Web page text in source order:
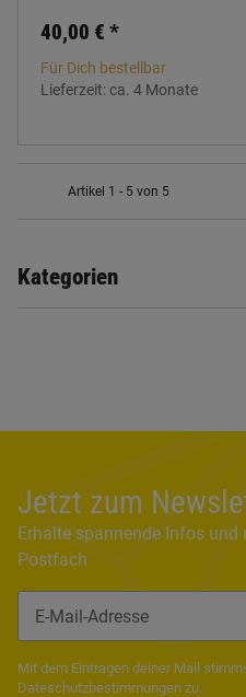
40,00 € *
Für Dich bestellbar
Lieferzeit:ca. 4 Monate
Artikel 1 - 5 von 5
Kategorien
Jetzt zum
Erhalte spannende Infos und
Postfach
Mit dem Eintragen deiner Mail
Dateschutzbestimmungen zu.